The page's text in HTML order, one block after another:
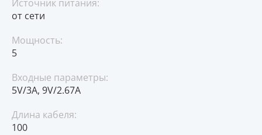
Источник питания:
от сети
Мощность:
5
Входные параметры:
5V/3A, 9V/2.67A
Длина кабеля:
100